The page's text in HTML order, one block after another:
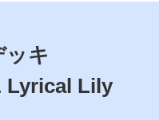
キ
Lyrical Lily